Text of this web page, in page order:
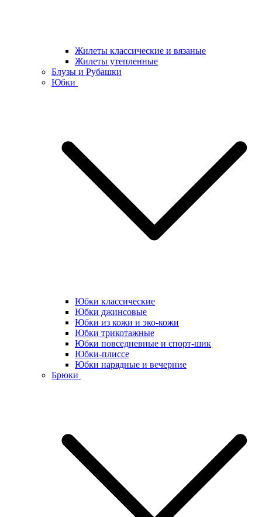
Жилеты классические и вязаные
Жилеты утепленные
Блузы и Рубашки
Юбки
Юбки классические
Юбки джинсовые
Юбки из кожи и эко-кожи
Юбки трикотажные
Юбки повседневные и спорт-шик
Юбки-плиссе
Юбки нарядные и вечерние
Брюки